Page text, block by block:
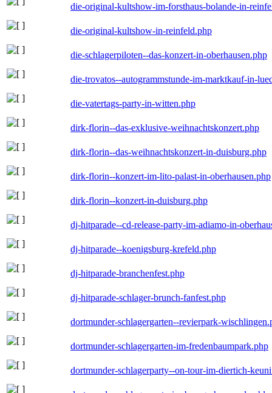
die-original-kultshow-im-forsthaus-bolande-in-
die-original-kultshow-in-reinfeld.php
die-schlagerpiloten--das-konzert-in-oberhausen.php
die-trovatos--autogrammstunde-im-marktkauf-in-
die-vatertags-party-in-witten.php
dirk-florin--das-exklusive-weihnachtskonzert.php
dirk-florin--das-weihnachtskonzert-in-duisburg.php
dirk-florin--konzert-im-lito-palast-in-oberhausen.php
dirk-florin--konzert-in-duisburg.php
dj-hitparade--cd-release-party-im-adiamo-in-
dj-hitparade--koenigsburg-krefeld.php
dj-hitparade-branchenfest.php
dj-hitparade-schlager-brunch-fanfest.php
dortmunder-schlagergarten--revierpark-
dortmunder-schlagergarten-im-fredenbaumpark.php
dortmunder-schlagerparty--on-tour-im-diertich-